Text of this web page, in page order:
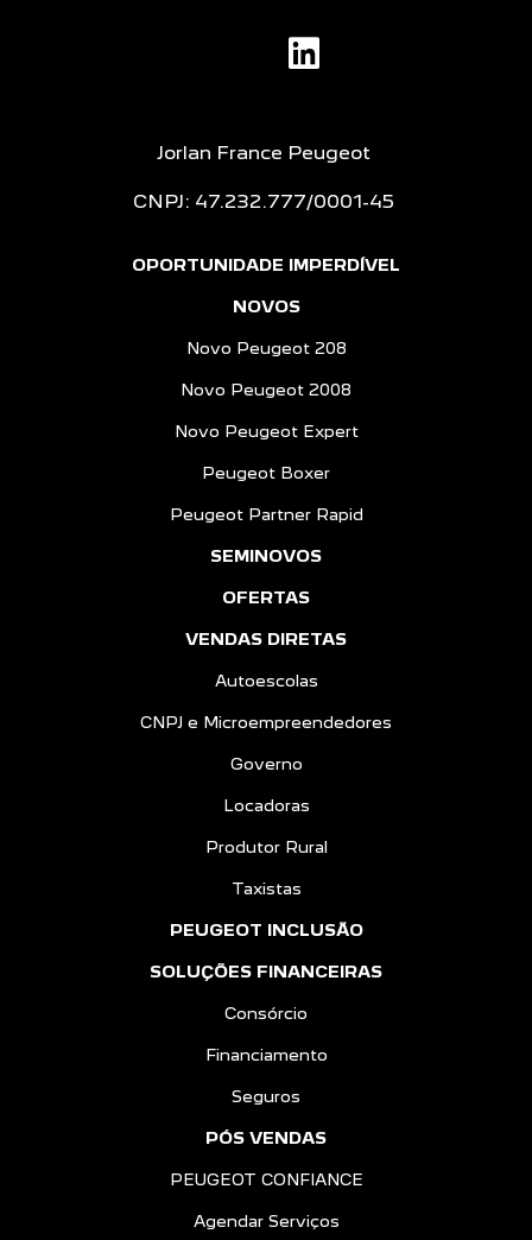
Jorlan France Peugeot
CNPJ: 47.232.777/0001-45
OPORTUNIDADE IMPERDÍVEL
NOVOS
Novo Peugeot 208
Novo Peugeot 2008
Novo Peugeot Expert
Peugeot Boxer
Peugeot Partner Rapid
SEMINOVOS
OFERTAS
VENDAS DIRETAS
Autoescolas
CNPJ e Microempreendedores
Governo
Locadoras
Produtor Rural
Taxistas
PEUGEOT INCLUSÃO
SOLUÇÕES FINANCEIRAS
Consórcio
Financiamento
Seguros
PÓS VENDAS
PEUGEOT CONFIANCE
Agendar Serviços